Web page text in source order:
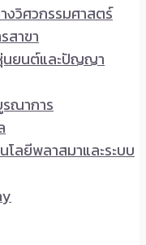
งวิศวกรรมศาสตร์
สาขา
นยนต์และปัญญา
รณาการ
โลยีพลาสมาและระบบ